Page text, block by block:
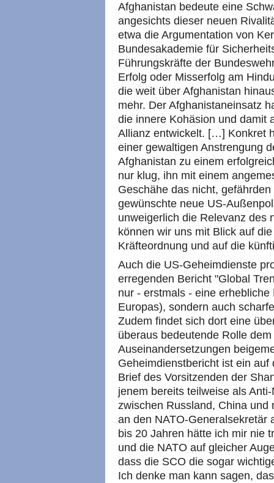
Afghanistan bedeute eine
angesichts dieser neuen
etwa die Argumentation von
Bundesakademie für
Führungskräfte der
Erfolg oder Misserfolg am
die weit über Afghanistan
mehr. Der Afghanistaneinsatz
die innere Kohäsion und damit
Allianz entwickelt. […] Konkret
einer gewaltigen Anstrengung
Afghanistan zu einem
nur klug, ihn mit einem
Geschähe das nicht,
gewünschte neue US-
unweigerlich die Relevanz des
können wir uns mit Blick auf
Kräfteordnung und auf die
Auch die US-Geheimdienste
erregenden Bericht "Global
nur - erstmals - eine
Europas), sondern auch
Zudem findet sich dort eine
überaus bedeutende Rolle
Auseinandersetzungen
Geheimdienstbericht ist ein
Brief des Vorsitzenden der
jenem bereits teilweise als
zwischen Russland, China
an den NATO-Generalsekretär
bis 20 Jahren hätte ich mir nie
und die NATO auf gleicher
dass die SCO die sogar
Ich denke man kann sagen,